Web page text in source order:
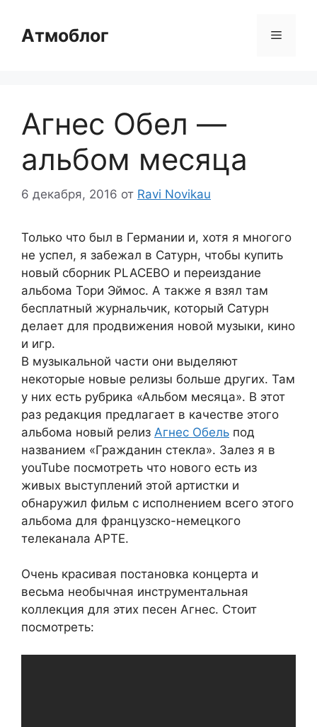
содержимому
Атмоблог Меню
Агнес Обел —
альбом месяца
6 декабря, 2016 от Ravi Novikau
Только что был в Германии и, хотя я многого
не успел, я забежал в Сатурн, чтобы купить
новый сборник PLACEBO и переиздание
альбома Тори Эймос. А также я взял там
бесплатный журнальчик, который Сатурн
делает для продвижения новой музыки, кино
и игр.
В музыкальной части они выделяют
некоторые новые релизы больше других. Там
у них есть рубрика «Альбом месяца». В этот
раз редакция предлагает в качестве этого
альбома новый релиз Агнес Обель под
названием «Гражданин стекла». Залез я в
youTube посмотреть что нового есть из
живых выступлений этой артистки и
обнаружил фильм с исполнением всего этого
альбома для французско-немецкого
телеканала АРТЕ.
Очень красивая постановка концерта и
весьма необычная инструментальная
коллекция для этих песен Агнес. Стоит
посмотреть: